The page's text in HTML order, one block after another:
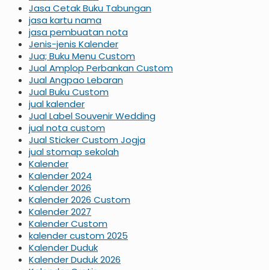
Jasa Cetak Buku Tabungan
jasa kartu nama
jasa pembuatan nota
Jenis-jenis Kalender
Jua; Buku Menu Custom
Jual Amplop Perbankan Custom
Jual Angpao Lebaran
Jual Buku Custom
jual kalender
Jual Label Souvenir Wedding
jual nota custom
Jual Sticker Custom Jogja
jual stomap sekolah
Kalender
Kalender 2024
Kalender 2026
Kalender 2026 Custom
Kalender 2027
Kalender Custom
kalender custom 2025
Kalender Duduk
Kalender Duduk 2026